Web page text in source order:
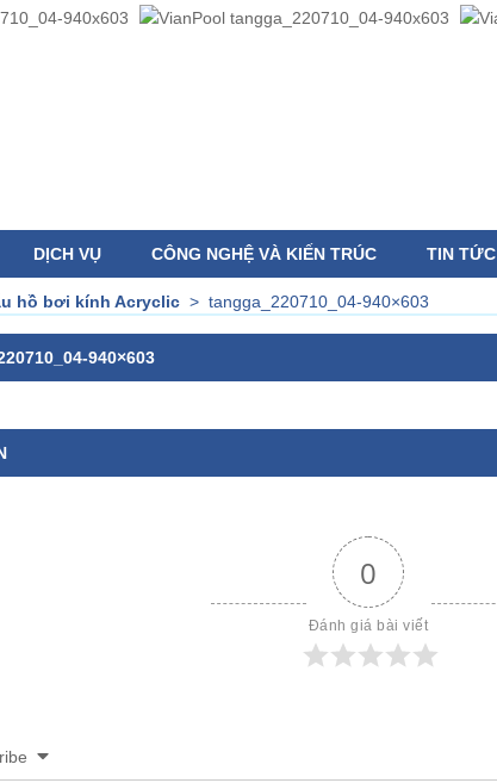
DỊCH VỤ CÔNG NGHỆ VÀ KIẾN TRÚC TIN TỨC
hồ bơi kính Acryclic > tangga_220710_04-940×603
940×603
0
Đánh giá bài viết